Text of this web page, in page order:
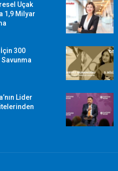
Uçak
1,9 Milyar
300
Savunma
Lider